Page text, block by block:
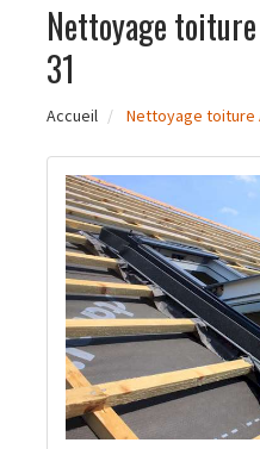
Nettoyage
31
Accueil Nettoyage toiture